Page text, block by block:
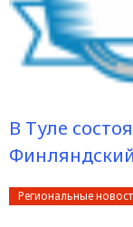
В Туле
Региональные